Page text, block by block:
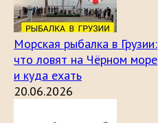
Морская рыбалка в Грузии:
что ловят на Чёрном море
и куда ехать
20.06.2026